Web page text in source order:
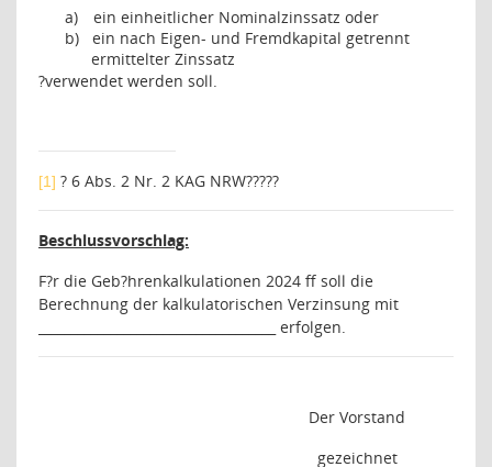
a)
ein einheitlicher Nominalzinssatz oder
b)
ein nach Eigen- und Fremdkapital getrennt
ermittelter Zinssatz
?verwendet werden soll.
[1] ? 6 Abs. 2 Nr. 2 KAG NRW?????
Beschlussvorschlag:
F?r die Geb?hrenkalkulationen 2024 ff soll die
Berechnung der kalkulatorischen Verzinsung mit
____________________________________ erfolgen.
Der Vorstand
gezeichnet